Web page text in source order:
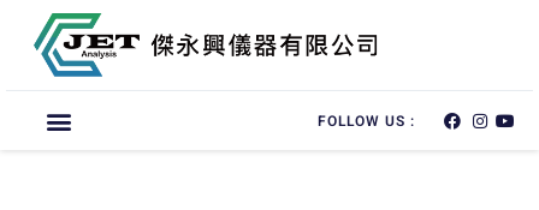
FOLLOW US :